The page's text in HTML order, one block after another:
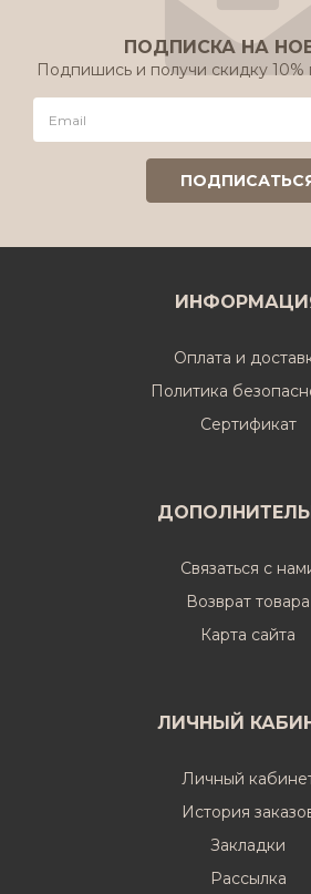
ПОДПИСКА НА
Подпишись и получи скидку 10%
Оплата и
Политика
Cертификат
Связаться с
Возврат товара
Карта сайта
ЛИЧНЫЙ
Личный
История
Закладки
Рассылка